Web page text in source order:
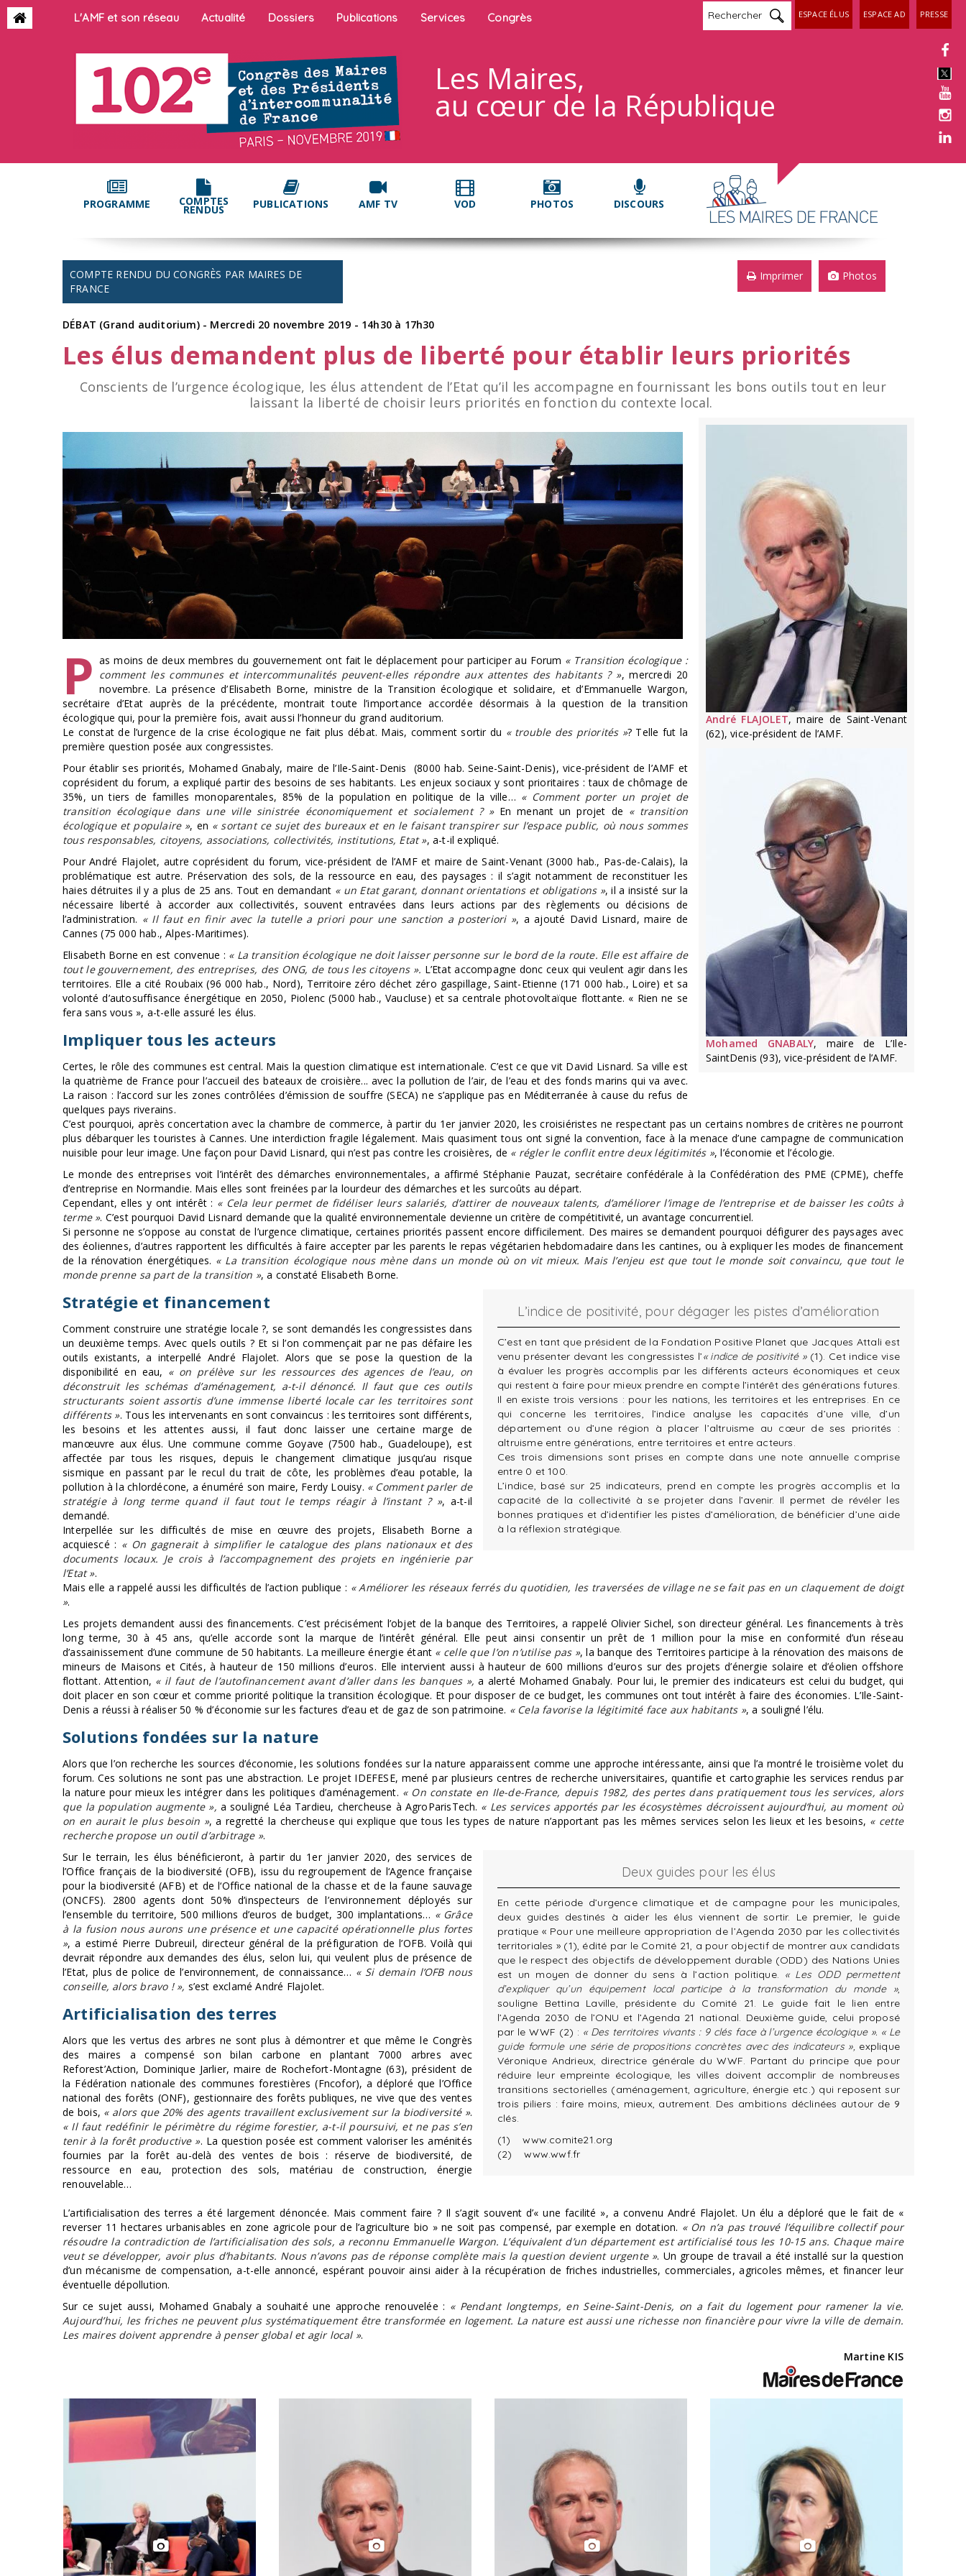
ESPACE ÉLUS ESPACE AD PRESSE
L'AMF et son réseau Actualité Dossiers Publications Services Congrès
Les Maires,
au cœur de la République
PROGRAMME COMPTES
RENDUS PUBLICATIONS AMF TV VOD PHOTOS DISCOURS
COMPTE RENDU DU CONGRÈS PAR MAIRES DE
FRANCE
Photos
Imprimer
DÉBAT (Grand auditorium) - Mercredi 20 novembre 2019 - 14h30 à 17h30
Les élus demandent plus de liberté pour établir leurs priorités
Conscients de l’urgence écologique, les élus attendent de l’Etat qu’il les accompagne en fournissant les bons outils tout en leur
laissant la liberté de choisir leurs priorités en fonction du contexte local.
P as moins de deux membres du gouvernement ont fait le déplacement pour participer au Forum « Transition écologique :
comment les communes et intercommunalités peuvent-elles répondre aux attentes des habitants ? », mercredi 20
novembre. La présence d’Elisabeth Borne, ministre de la Transition écologique et solidaire, et d’Emmanuelle Wargon,
secrétaire d’Etat auprès de la précédente, montrait toute l’importance accordée désormais à la question de la transition
écologique qui, pour la première fois, avait aussi l’honneur du grand auditorium.
Le constat de l’urgence de la crise écologique ne fait plus débat. Mais, comment sortir du « trouble des priorités »? Telle fut la
première question posée aux congressistes.
Pour établir ses priorités, Mohamed Gnabaly, maire de l’Ile-Saint-Denis (8000 hab. Seine-Saint-Denis), vice-président de l’AMF et
coprésident du forum, a expliqué partir des besoins de ses habitants. Les enjeux sociaux y sont prioritaires : taux de chômage de
35%, un tiers de familles monoparentales, 85% de la population en politique de la ville… « Comment porter un projet de
transition écologique dans une ville sinistrée économiquement et socialement ? »En menant un projet de « transition
écologique et populaire », en « sortant ce sujet des bureaux et en le faisant transpirer sur l’espace public, où nous sommes
tous responsables, citoyens, associations, collectivités, institutions, Etat », a-t-il expliqué.
Pour André Flajolet, autre coprésident du forum, vice-président de l’AMF et maire de Saint-Venant (3000 hab., Pas-de-Calais), la
problématique est autre. Préservation des sols, de la ressource en eau, des paysages : il s’agit notamment de reconstituer les
haies détruites il y a plus de 25 ans. Tout en demandant « un Etat garant, donnant orientations et obligations », il a insisté sur la
nécessaire liberté à accorder aux collectivités, souvent entravées dans leurs actions par des règlements ou décisions de
l’administration. « Il faut en finir avec la tutelle a priori pour une sanction a posteriori », a ajouté David Lisnard, maire de
Cannes (75 000 hab., Alpes-Maritimes).
Elisabeth Borne en est convenue : « La transition écologique ne doit laisser personne sur le bord de la route. Elle est affaire de
tout le gouvernement, des entreprises, des ONG, de tous les citoyens ». L’Etat accompagne donc ceux qui veulent agir dans les
territoires. Elle a cité Roubaix (96 000 hab., Nord), Territoire zéro déchet zéro gaspillage, Saint-Etienne (171 000 hab., Loire) et sa
volonté d’autosuffisance énergétique en 2050, Piolenc (5000 hab., Vaucluse) et sa centrale photovoltaïque flottante. « Rien ne se
fera sans vous », a-t-elle assuré les élus.
Impliquer tous les acteurs
Certes, le rôle des communes est central. Mais la question climatique est internationale. C’est ce que vit David Lisnard. Sa ville est
la quatrième de France pour l’accueil des bateaux de croisière... avec la pollution de l’air, de l’eau et des fonds marins qui va avec.
La raison : l’accord sur les zones contrôlées d’émission de souffre (SECA) ne s’applique pas en Méditerranée à cause du refus de
quelques pays riverains.
André FLAJOLET, maire de Saint-Venant
(62), vice-président de l’AMF.
Mohamed GNABALY, maire de L’Ile-
SaintDenis (93), vice-président de l’AMF.
C’est pourquoi, après concertation avec la chambre de commerce, à partir du 1er janvier 2020, les croisiéristes ne respectant pas un certains nombres de critères ne pourront
plus débarquer les touristes à Cannes. Une interdiction fragile légalement. Mais quasiment tous ont signé la convention, face à la menace d’une campagne de communication
nuisible pour leur image. Une façon pour David Lisnard, qui n’est pas contre les croisières, de « régler le conflit entre deux légitimités », l’économie et l’écologie.
Le monde des entreprises voit l’intérêt des démarches environnementales, a affirmé Stéphanie Pauzat, secrétaire confédérale à la Confédération des PME (CPME), cheffe
d’entreprise en Normandie. Mais elles sont freinées par la lourdeur des démarches et les surcoûts au départ.
Cependant, elles y ont intérêt : « Cela leur permet de fidéliser leurs salariés, d’attirer de nouveaux talents, d’améliorer l’image de l’entreprise et de baisser les coûts à
terme ». C’est pourquoi David Lisnard demande que la qualité environnementale devienne un critère de compétitivité, un avantage concurrentiel.
Si personne ne s’oppose au constat de l’urgence climatique, certaines priorités passent encore difficilement. Des maires se demandent pourquoi défigurer des paysages avec
des éoliennes, d’autres rapportent les difficultés à faire accepter par les parents le repas végétarien hebdomadaire dans les cantines, ou à expliquer les modes de financement
de la rénovation énergétiques. « La transition écologique nous mène dans un monde où on vit mieux. Mais l’enjeu est que tout le monde soit convaincu, que tout le
monde prenne sa part de la transition », a constaté Elisabeth Borne.
Stratégie et financement
Comment construire une stratégie locale ?, se sont demandés les congressistes dans
un deuxième temps. Avec quels outils ? Et si l’on commençait par ne pas défaire les
outils existants, a interpellé André Flajolet. Alors que se pose la question de la
disponibilité en eau, « on prélève sur les ressources des agences de l’eau, on
déconstruit les schémas d’aménagement, a-t-il dénoncé. Il faut que ces outils
structurants soient assortis d’une immense liberté locale car les territoires sont
différents ». Tous les intervenants en sont convaincus : les territoires sont différents,
les besoins et les attentes aussi, il faut donc laisser une certaine marge de
manœuvre aux élus. Une commune comme Goyave (7500 hab., Guadeloupe), est
affectée par tous les risques, depuis le changement climatique jusqu’au risque
sismique en passant par le recul du trait de côte, les problèmes d’eau potable, la
pollution à la chlordécone, a énuméré son maire, Ferdy Louisy. « Comment parler de
stratégie à long terme quand il faut tout le temps réagir à l’instant ? », a-t-il
demandé.
Interpellée sur les difficultés de mise en œuvre des projets, Elisabeth Borne a
acquiescé : « On gagnerait à simplifier le catalogue des plans nationaux et des
documents locaux. Je crois à l’accompagnement des projets en ingénierie par
l’Etat ».
L’indice de positivité, pour dégager les pistes d’amélioration
C’est en tant que président de la Fondation Positive Planet que Jacques Attali est
venu présenter devant les congressistes l’« indice de positivité » (1). Cet indice vise
à évaluer les progrès accomplis par les différents acteurs économiques et ceux
qui restent à faire pour mieux prendre en compte l’intérêt des générations futures.
Il en existe trois versions : pour les nations, les territoires et les entreprises. En ce
qui concerne les territoires, l’indice analyse les capacités d’une ville, d’un
département ou d’une région à placer l’altruisme au cœur de ses priorités :
altruisme entre générations, entre territoires et entre acteurs.
Ces trois dimensions sont prises en compte dans une note annuelle comprise
entre 0 et 100.
L’indice, basé sur 25 indicateurs, prend en compte les progrès accomplis et la
capacité de la collectivité à se projeter dans l’avenir. Il permet de révéler les
bonnes pratiques et d’identifier les pistes d’amélioration, de bénéficier d’une aide
à la réflexion stratégique.
Mais elle a rappelé aussi les difficultés de l’action publique : « Améliorer les réseaux ferrés du quotidien, les traversées de village ne se fait pas en un claquement de doigt
».
Les projets demandent aussi des financements. C’est précisément l’objet de la banque des Territoires, a rappelé Olivier Sichel, son directeur général. Les financements à très
long terme, 30 à 45 ans, qu’elle accorde sont la marque de l’intérêt général. Elle peut ainsi consentir un prêt de 1 million pour la mise en conformité d’un réseau
d’assainissement d’une commune de 50 habitants. La meilleure énergie étant « celle que l’on n’utilise pas », la banque des Territoires participe à la rénovation des maisons de
mineurs de Maisons et Cités, à hauteur de 150 millions d’euros. Elle intervient aussi à hauteur de 600 millions d’euros sur des projets d’énergie solaire et d’éolien offshore
flottant. Attention, « il faut de l’autofinancement avant d’aller dans les banques », a alerté Mohamed Gnabaly. Pour lui, le premier des indicateurs est celui du budget, qui
doit placer en son cœur et comme priorité politique la transition écologique. Et pour disposer de ce budget, les communes ont tout intérêt à faire des économies. L’Ile-Saint-
Denis a réussi à réaliser 50 % d’économie sur les factures d’eau et de gaz de son patrimoine. « Cela favorise la légitimité face aux habitants », a souligné l’élu.
Solutions fondées sur la nature
Alors que l’on recherche les sources d’économie, les solutions fondées sur la nature apparaissent comme une approche intéressante, ainsi que l’a montré le troisième volet du
forum. Ces solutions ne sont pas une abstraction. Le projet IDEFESE, mené par plusieurs centres de recherche universitaires, quantifie et cartographie les services rendus par
la nature pour mieux les intégrer dans les politiques d’aménagement. « On constate en Ile-de-France, depuis 1982, des pertes dans pratiquement tous les services, alors
que la population augmente », a souligné Léa Tardieu, chercheuse à AgroParisTech. « Les services apportés par les écosystèmes décroissent aujourd‘hui, au moment où
on en aurait le plus besoin », a regretté la chercheuse qui explique que tous les types de nature n’apportant pas les mêmes services selon les lieux et les besoins, « cette
recherche propose un outil d’arbitrage ».
Sur le terrain, les élus bénéficieront, à partir du 1er janvier 2020, des services de
l’Office français de la biodiversité (OFB), issu du regroupement de l‘Agence française
pour la biodiversité (AFB) et de l‘Office national de la chasse et de la faune sauvage
(ONCFS). 2800 agents dont 50% d’inspecteurs de l’environnement déployés sur
l’ensemble du territoire, 500 millions d’euros de budget, 300 implantations… « Grâce
à la fusion nous aurons une présence et une capacité opérationnelle plus fortes
», a estimé Pierre Dubreuil, directeur général de la préfiguration de l’OFB. Voilà qui
devrait répondre aux demandes des élus, selon lui, qui veulent plus de présence de
l’Etat, plus de police de l’environnement, de connaissance… « Si demain l’OFB nous
conseille, alors bravo ! », s’est exclamé André Flajolet.
Artificialisation des terres
Alors que les vertus des arbres ne sont plus à démontrer et que même le Congrès
des maires a compensé son bilan carbone en plantant 7000 arbres avec
Reforest’Action, Dominique Jarlier, maire de Rochefort-Montagne (63), président de
la Fédération nationale des communes forestières (Fncofor), a déploré que l’Office
national des forêts (ONF), gestionnaire des forêts publiques, ne vive que des ventes
de bois, « alors que 20% des agents travaillent exclusivement sur la biodiversité ».
« Il faut redéfinir le périmètre du régime forestier, a-t-il poursuivi, et ne pas s’en
tenir à la forêt productive ». La question posée est comment valoriser les aménités
fournies par la forêt au-delà des ventes de bois : réserve de biodiversité, de
ressource en eau, protection des sols, matériau de construction, énergie
renouvelable…
Deux guides pour les élus
En cette période d’urgence climatique et de campagne pour les municipales,
deux guides destinés à aider les élus viennent de sortir. Le premier, le guide
pratique « Pour une meilleure appropriation de l’Agenda 2030 par les collectivités
territoriales » (1), édité par le Comité 21, a pour objectif de montrer aux candidats
que le respect des objectifs de développement durable (ODD) des Nations Unies
est un moyen de donner du sens à l’action politique. « Les ODD permettent
d’expliquer qu’un équipement local participe à la transformation du monde »,
souligne Bettina Laville, présidente du Comité 21. Le guide fait le lien entre
l’Agenda 2030 de l’ONU et l’Agenda 21 national. Deuxième guide, celui proposé
par le WWF (2) : « Des territoires vivants : 9 clés face à l’urgence écologique ». « Le
guide formule une série de propositions concrètes avec des indicateurs »,explique
Véronique Andrieux, directrice générale du WWF. Partant du principe que pour
réduire leur empreinte écologique, les villes doivent accomplir de nombreuses
transitions sectorielles (aménagement, agriculture, énergie etc.) qui reposent sur
trois piliers : faire moins, mieux, autrement. Des ambitions déclinées autour de 9
clés.
(1) www.comite21.org
(2) www.wwf.fr
L’artificialisation des terres a été largement dénoncée. Mais comment faire ? Il s’agit souvent d’« une facilité », a convenu André Flajolet. Un élu a déploré que le fait de «
reverser 11 hectares urbanisables en zone agricole pour de l’agriculture bio » ne soit pas compensé, par exemple en dotation. « On n’a pas trouvé l’équilibre collectif pour
résoudre la contradiction de l’artificialisation des sols, a reconnu Emmanuelle Wargon. L’équivalent d’un département est artificialisé tous les 10-15 ans. Chaque maire
veut se développer, avoir plus d’habitants. Nous n’avons pas de réponse complète mais la question devient urgente ». Un groupe de travail a été installé sur la question
d’un mécanisme de compensation, a-t-elle annoncé, espérant pouvoir ainsi aider à la récupération de friches industrielles, commerciales, agricoles mêmes, et financer leur
éventuelle dépollution.
Sur ce sujet aussi, Mohamed Gnabaly a souhaité une approche renouvelée : « Pendant longtemps, en Seine-Saint-Denis, on a fait du logement pour ramener la vie.
Aujourd’hui, les friches ne peuvent plus systématiquement être transformée en logement. La nature est aussi une richesse non financière pour vivre la ville de demain.
Les maires doivent apprendre à penser global et agir local ».
Martine KIS